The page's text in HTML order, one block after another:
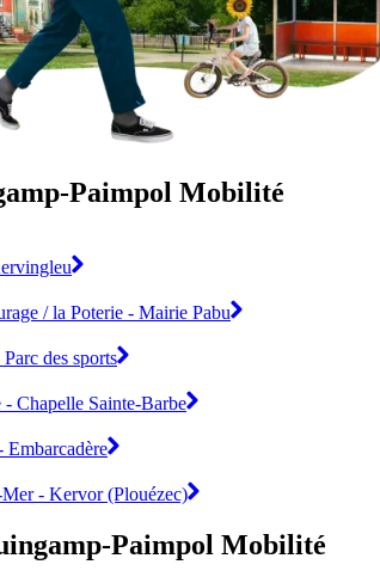
Paimpol Mobilité
/ la Poterie - Mairie Pabu
des sports
Chapelle Sainte-Barbe
Embarcadère
- Kervor (Plouézec)
Paimpol Mobilité